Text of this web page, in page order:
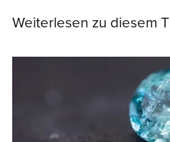
Weiterlesen zu diesem